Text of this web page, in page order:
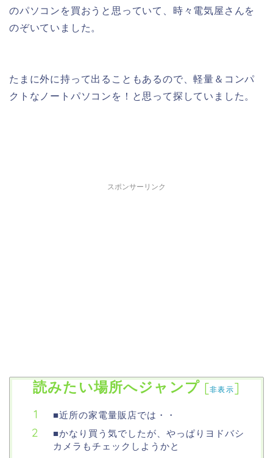
のパソコンを買おうと思っていて、時々電気屋さんを
のぞいていました。
たまに外に持って出ることもあるので、軽量＆コンパ
クトなノートパソコンを！と思って探していました。
スポンサーリンク
読みたい場所へジャンプ [非表示]
■近所の家電量販店では・・
■かなり買う気でしたが、やっぱりヨドバシ
カメラもチェックしようかと